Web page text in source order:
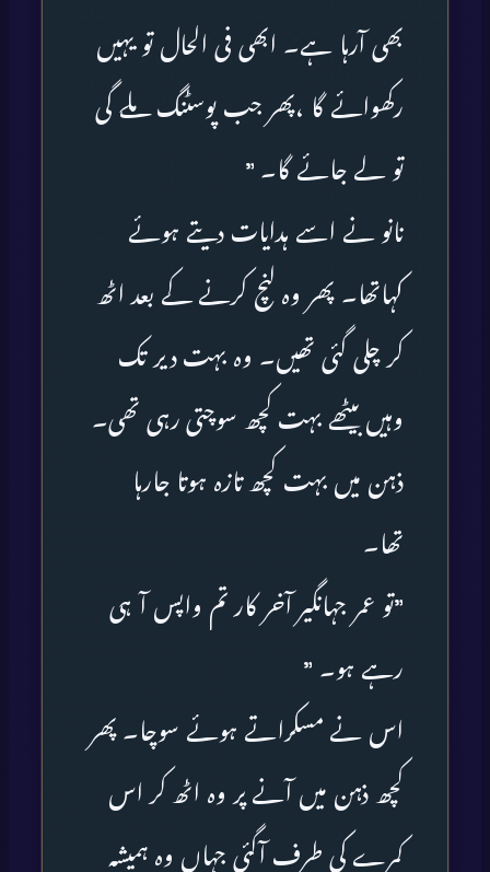
بھی آرہا ہے۔ ابھی فی الحال تو یہیں
رکھوائے گا ،پھر جب پوسٹنگ ملے گی
تو لے جائے گا۔ ”
نانو نے اسے ہدایات دیتے ہوئے
کہاتھا۔ پھر وہ لنچ کرنے کے بعد اٹھ
کر چلی گئی تھیں۔ وہ بہت دیر تک
وہیں بیٹھے بہت کچھ سوچتی رہی تھی۔
ذہن میں بہت کچھ تازہ ہوتا جارہا
تھا۔
”تو عمر جہانگیر آخر کار تم واپس آ ہی
رہے ہو۔ ”
اس نے مسکراتے ہوئے سوچا۔ پھر
کچھ ذہن میں آنے پر وہ اٹھ کر اس
کمرے کی طرف آگئی جہاں وہ ہمیشہ